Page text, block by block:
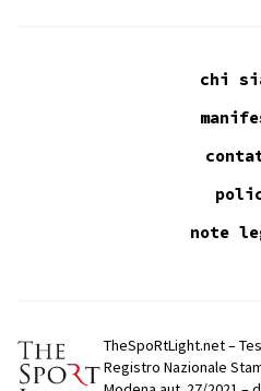
chi
note
TheSpoRtLight.net –
Registro Nazionale